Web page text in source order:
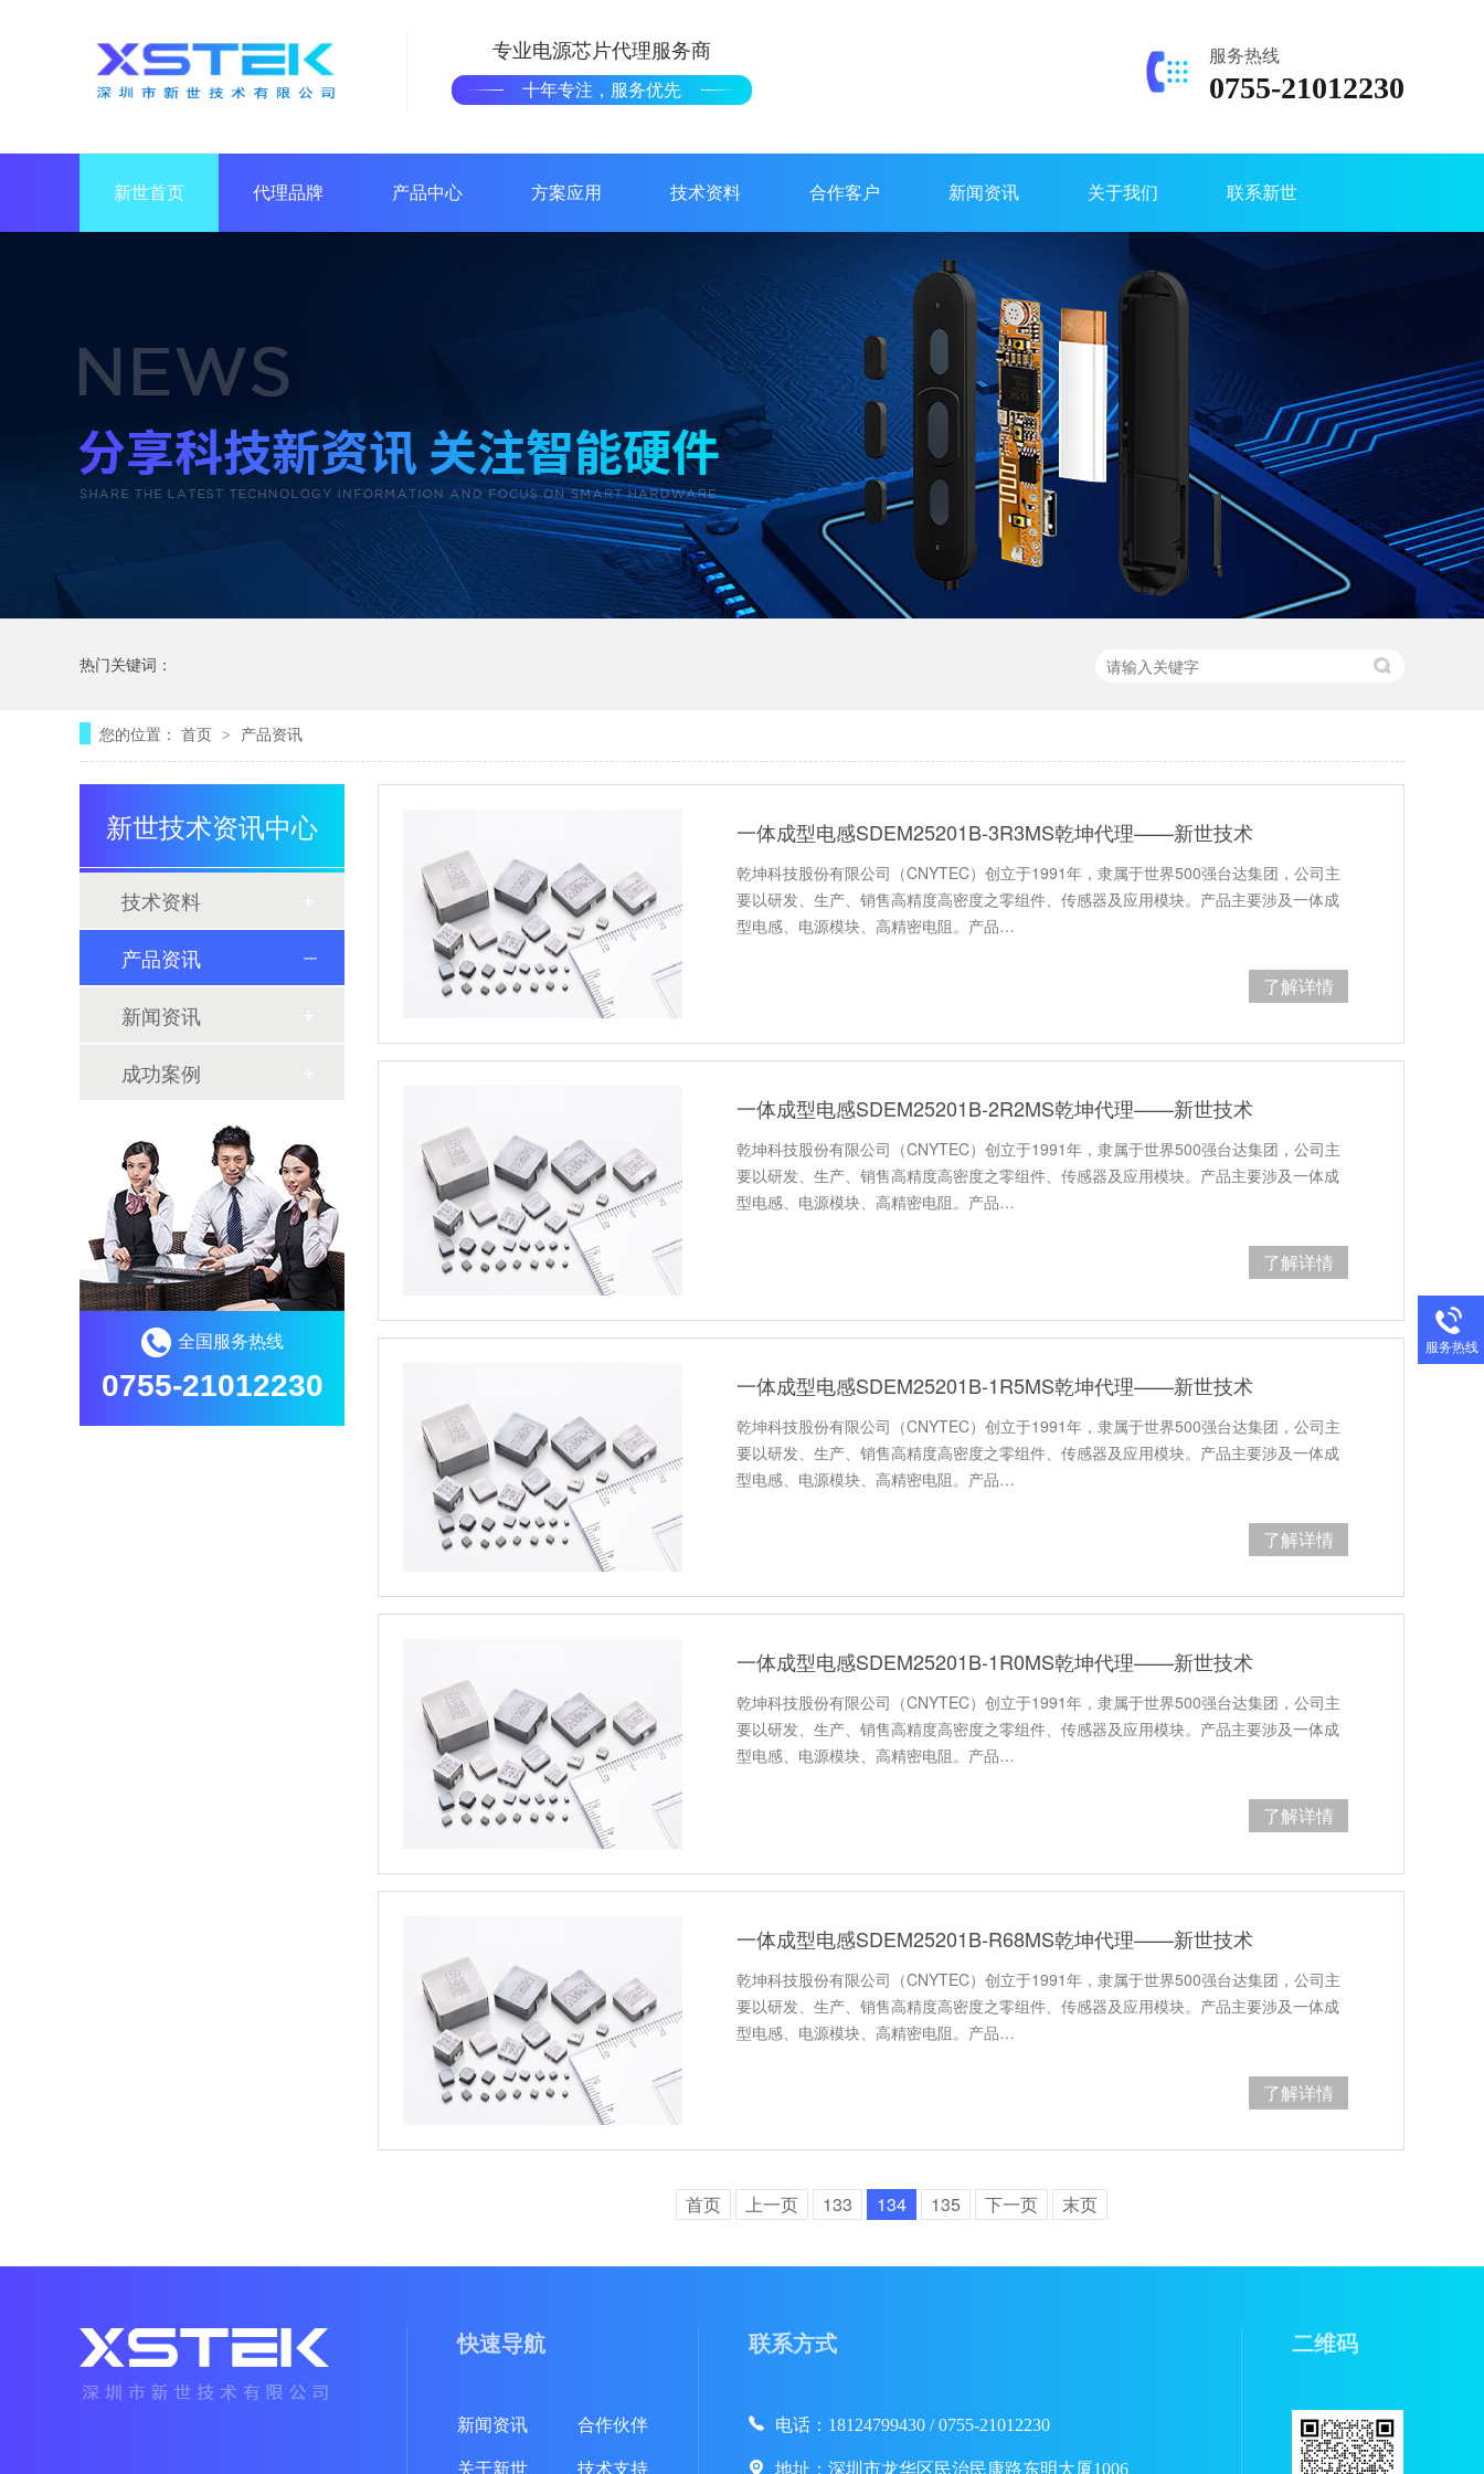
服务热线
0755-21012230
专业电源芯片代理服务商
十年专注，服务优先
新世首页 代理品牌 产品中心 方案应用 技术资料 合作客户 新闻资讯 关于我们 联系新世
热门关键词：
您的位置： 首页 > 产品资讯
一体成型电感SDEM25201B-3R3MS乾坤代理——新世技术
乾坤科技股份有限公司（CNYTEC）创立于1991年，隶属于世界500强台达集团，公司主
要以研发、生产、销售高精度高密度之零组件、传感器及应用模块。产品主要涉及一体成
型电感、电源模块、高精密电阻。产品…
了解详情
一体成型电感SDEM25201B-2R2MS乾坤代理——新世技术
乾坤科技股份有限公司（CNYTEC）创立于1991年，隶属于世界500强台达集团，公司主
要以研发、生产、销售高精度高密度之零组件、传感器及应用模块。产品主要涉及一体成
型电感、电源模块、高精密电阻。产品…
了解详情
一体成型电感SDEM25201B-1R5MS乾坤代理——新世技术
乾坤科技股份有限公司（CNYTEC）创立于1991年，隶属于世界500强台达集团，公司主
要以研发、生产、销售高精度高密度之零组件、传感器及应用模块。产品主要涉及一体成
型电感、电源模块、高精密电阻。产品…
了解详情
一体成型电感SDEM25201B-1R0MS乾坤代理——新世技术
乾坤科技股份有限公司（CNYTEC）创立于1991年，隶属于世界500强台达集团，公司主
要以研发、生产、销售高精度高密度之零组件、传感器及应用模块。产品主要涉及一体成
型电感、电源模块、高精密电阻。产品…
了解详情
一体成型电感SDEM25201B-R68MS乾坤代理——新世技术
乾坤科技股份有限公司（CNYTEC）创立于1991年，隶属于世界500强台达集团，公司主
要以研发、生产、销售高精度高密度之零组件、传感器及应用模块。产品主要涉及一体成
型电感、电源模块、高精密电阻。产品…
了解详情
首页 上一页 133 134 135 下一页 末页
新世技术资讯中心
技术资料
产品资讯
新闻资讯
成功案例
全国服务热线
0755-21012230
二维码
快速导航
新闻资讯 合作伙伴
关于新世 技术支持
联系方式
电话：18124799430 / 0755-21012230
地址：深圳市龙华区民治民康路东明大厦1006
服务热线